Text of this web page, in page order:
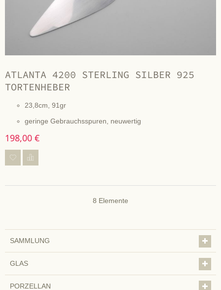
ATLANTA 4200 STERLING SILBER 925
TORTENHEBER
23,8cm, 91gr
geringe Gebrauchsspuren, neuwertig
198,00 €
8 Elemente
SAMMLUNG
GLAS
PORZELLAN